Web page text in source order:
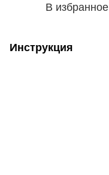
В избранное
Инструкция